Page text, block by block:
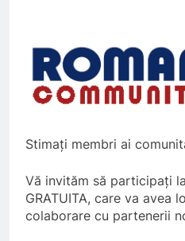
Stimați membri ai
Vă invităm să participați
GRATUITA, care va avea
colaborare cu partenerii